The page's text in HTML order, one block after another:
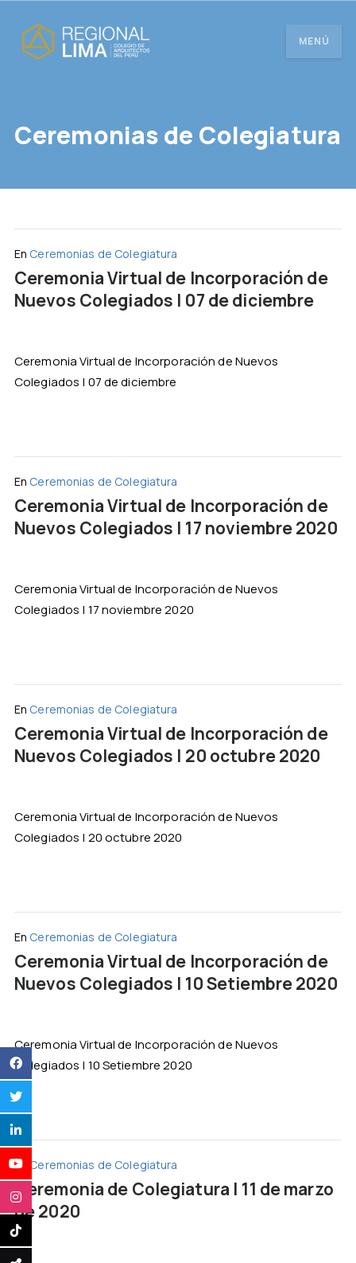
MENÚ
Ceremonias de Colegiatura
En Ceremonias de Colegiatura
Ceremonia Virtual de Incorporación de
Nuevos Colegiados | 07 de diciembre
Ceremonia Virtual de Incorporación de Nuevos
Colegiados | 07 de diciembre
En Ceremonias de Colegiatura
Ceremonia Virtual de Incorporación de
Nuevos Colegiados | 17 noviembre 2020
Ceremonia Virtual de Incorporación de Nuevos
Colegiados | 17 noviembre 2020
En Ceremonias de Colegiatura
Ceremonia Virtual de Incorporación de
Nuevos Colegiados | 20 octubre 2020
Ceremonia Virtual de Incorporación de Nuevos
Colegiados | 20 octubre 2020
En Ceremonias de Colegiatura
Ceremonia Virtual de Incorporación de
Nuevos Colegiados | 10 Setiembre 2020
Ceremonia Virtual de Incorporación de Nuevos
Colegiados | 10 Setiembre 2020
En Ceremonias de Colegiatura
Ceremonia de Colegiatura | 11 de marzo
de 2020